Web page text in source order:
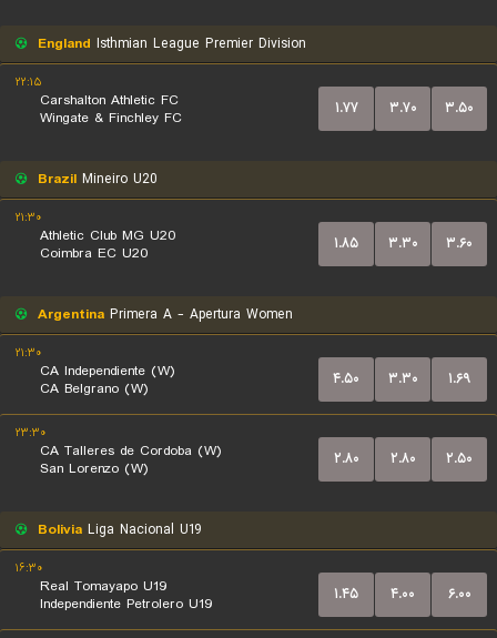
England Isthmian League Premier Division
۲۲:۱۵
Carshalton Athletic FC
Wingate & Finchley FC
۱.۷۷ ۳.۷۰ ۳.۵۰
Brazil Mineiro U20
۲۱:۳۰
Athletic Club MG U20
Coimbra EC U20
۱.۸۵ ۳.۳۰ ۳.۶۰
Argentina Primera A - Apertura Women
۲۱:۳۰
CA Independiente (W)
CA Belgrano (W)
۴.۵۰ ۳.۳۰ ۱.۶۹
۲۳:۳۰
CA Talleres de Cordoba (W)
San Lorenzo (W)
۲.۸۰ ۲.۸۰ ۲.۵۰
Bolivia Liga Nacional U19
۱۶:۳۰
Real Tomayapo U19
Independiente Petrolero U19
۱.۴۵ ۴.۰۰ ۶.۰۰